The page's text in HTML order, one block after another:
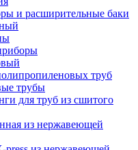
и расширительные баки
труб
трубы
для труб из сшитого
из нержавеющей